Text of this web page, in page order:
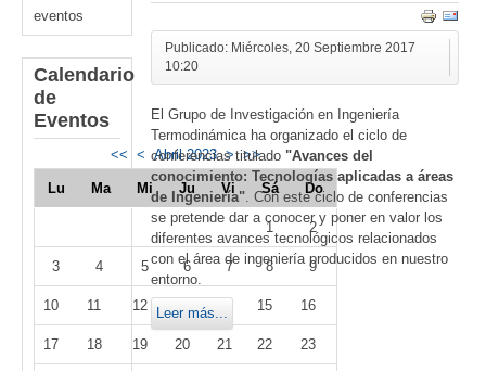
eventos
Calendario
de
Eventos
<< < Abril 2023 > >>
Lu Ma Mi Ju Vi Sá Do
1 2
3 4 5 6 7 8 9
10 11 12 15 16
17 18 19 20 21 22 23
Publicado: Miércoles, 20 Septiembre 2017
10:20
El Grupo de Investigación en Ingeniería
Termodinámica ha organizado el ciclo de
conferencias titulado "Avances del
conocimiento: Tecnologías aplicadas a áreas
de Ingeniería". Con este ciclo de conferencias
se pretende dar a conocer y poner en valor los
diferentes avances tecnológicos relacionados
con el área de ingeniería producidos en nuestro
entorno.
Leer más...